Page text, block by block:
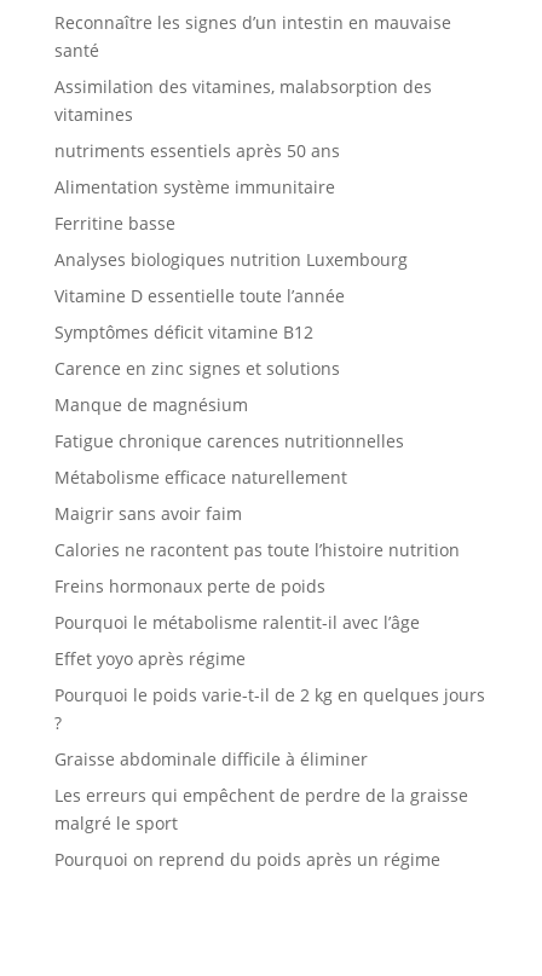
Reconnaître les signes d’un intestin en mauvaise
santé
Assimilation des vitamines, malabsorption des
vitamines
nutriments essentiels après 50 ans
Alimentation système immunitaire
Ferritine basse
Analyses biologiques nutrition Luxembourg
Vitamine D essentielle toute l’année
Symptômes déficit vitamine B12
Carence en zinc signes et solutions
Manque de magnésium
Fatigue chronique carences nutritionnelles
Métabolisme efficace naturellement
Maigrir sans avoir faim
Calories ne racontent pas toute l’histoire nutrition
Freins hormonaux perte de poids
Pourquoi le métabolisme ralentit-il avec l’âge
Effet yoyo après régime
Pourquoi le poids varie-t-il de 2 kg en quelques jours
?
Graisse abdominale difficile à éliminer
Les erreurs qui empêchent de perdre de la graisse
malgré le sport
Pourquoi on reprend du poids après un régime